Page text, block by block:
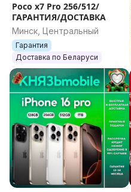
Poco x7 Pro 256/512/
ГАРАНТИЯ/ДОСТАВКА
Минск, Центральный
Гарантия
Доставка по Беларуси